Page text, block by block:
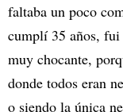
faltaba un poco
cumplí 35 años,
muy chocante,
donde todos eran
o siendo la única